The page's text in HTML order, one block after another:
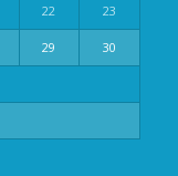
22 23
29 30